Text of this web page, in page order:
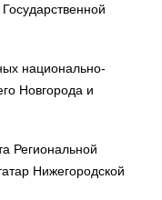
национально-
Новгорода и
Региональной
Нижегородской